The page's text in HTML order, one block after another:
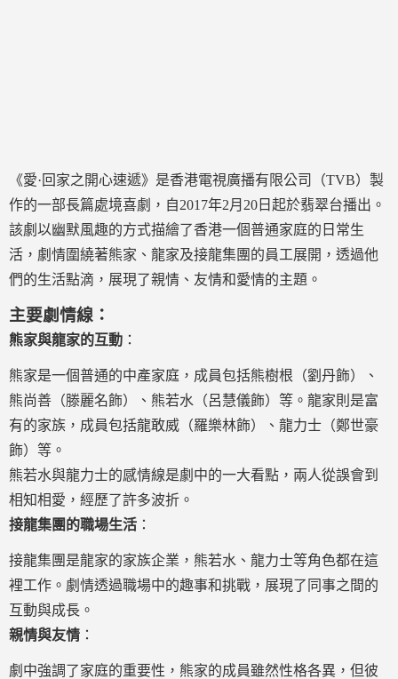
《愛·回家之開心速遞》是香港電視廣播有限公司（TVB）製
作的一部長篇處境喜劇，自2017年2月20日起於翡翠台播出。
該劇以幽默風趣的方式描繪了香港一個普通家庭的日常生
活，劇情圍繞著熊家、龍家及接龍集團的員工展開，透過他
們的生活點滴，展現了親情、友情和愛情的主題。
主要劇情線：
熊家與龍家的互動 ：
熊家是一個普通的中產家庭，成員包括熊樹根（劉丹飾）、
熊尚善（滕麗名飾）、熊若水（呂慧儀飾）等。龍家則是富
有的家族，成員包括龍敢威（羅樂林飾）、龍力士（鄭世豪
飾）等。
熊若水與龍力士的感情線是劇中的一大看點，兩人從誤會到
相知相愛，經歷了許多波折。
接龍集團的職場生活 ：
接龍集團是龍家的家族企業，熊若水、龍力士等角色都在這
裡工作。劇情透過職場中的趣事和挑戰，展現了同事之間的
互動與成長。
親情與友情 ：
劇中強調了家庭的重要性，熊家的成員雖然性格各異，但彼